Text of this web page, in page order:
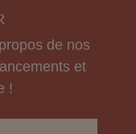
de nos
et
!